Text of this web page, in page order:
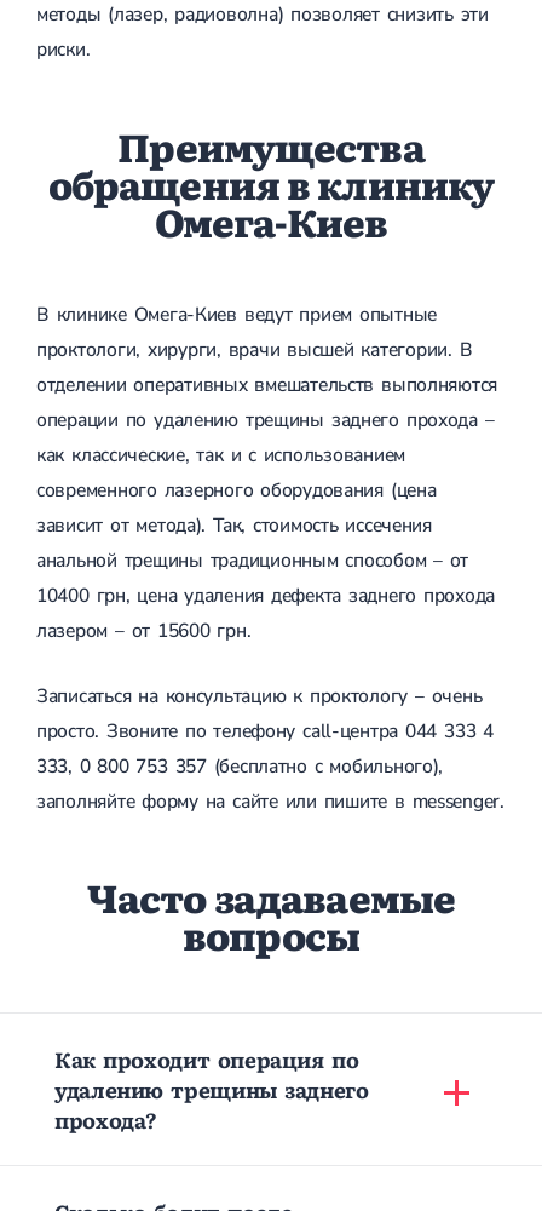
методы (лазер, радиоволна) позволяет снизить эти
риски.
Преимущества
обращения в клинику
Омега-Киев
В клинике Омега-Киев ведут прием опытные
проктологи, хирурги, врачи высшей категории. В
отделении оперативных вмешательств выполняются
операции по удалению трещины заднего прохода –
как классические, так и с использованием
современного лазерного оборудования (цена
зависит от метода). Так, стоимость иссечения
анальной трещины традиционным способом – от
10400 грн, цена удаления дефекта заднего прохода
лазером – от 15600 грн.
Записаться на консультацию к проктологу – очень
просто. Звоните по телефону call-центра 044 333 4
333, 0 800 753 357 (бесплатно с мобильного),
заполняйте форму на сайте или пишите в messenger.
Часто задаваемые
вопросы
Как проходит операция по
удалению трещины заднего
прохода?